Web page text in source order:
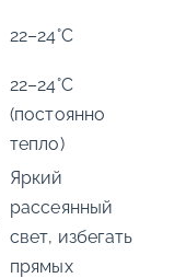
22–24°C
22–24°C
(постоянно
тепло)
Яркий
рассеянный
свет, избегать
прямых